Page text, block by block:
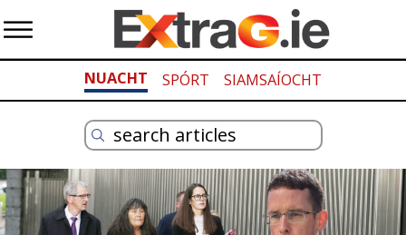
NUACHT SPÓRT SIAMSAÍOCHT